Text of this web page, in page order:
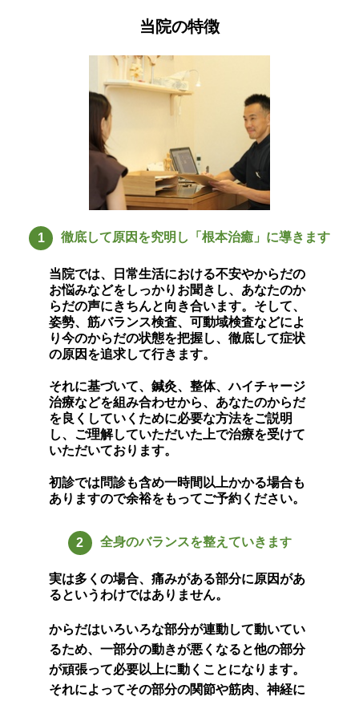
当院の特徴
1 徹底して原因を究明し「根本治癒」に導きます
当院では、日常生活における不安やからだの
お悩みなどをしっかりお聞きし、あなたのか
らだの声にきちんと向き合います。そして、
姿勢、筋バランス検査、可動域検査などによ
り今のからだの状態を把握し、徹底して症状
の原因を追求して行きます。
それに基づいて、鍼灸、整体、ハイチャージ
治療などを組み合わせから、あなたのからだ
を良くしていくために必要な方法をご説明
し、ご理解していただいた上で治療を受けて
いただいております。
初診では問診も含め一時間以上かかる場合も
ありますので余裕をもってご予約ください。
2 全身のバランスを整えていきます
実は多くの場合、痛みがある部分に原因があ
るというわけではありません。
からだはいろいろな部分が連動して動いてい
るため、一部分の動きが悪くなると他の部分
が頑張って必要以上に動くことになります。
それによってその部分の関節や筋肉、神経に